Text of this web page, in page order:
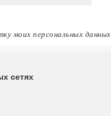
моих персональных данных
сетях